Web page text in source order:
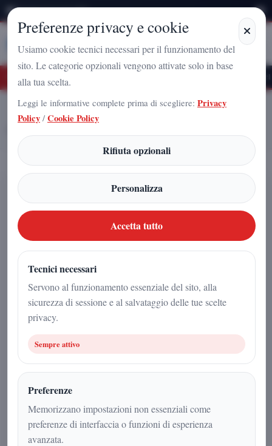
Domenica 9 Agosto 2026
StampaCampania
Home
Articoli
3I/ATLAS e i tre getti simmetrici: fenomeno naturale o sistema
organizzato? Cosa dice davvero lo studio
3I/ATLAS e i tre getti simmetrici:
fenomeno naturale o sistema
organizzato? Cosa dice davvero lo
studio
3min
Preferenze privacy e cookie
Usiamo cookie tecnici necessari per il funzionamento del
sito. Le categorie opzionali vengono attivate solo in base
alla tua scelta.
Leggi le informative complete prima di scegliere: Privacy
Policy / Cookie Policy
Rifiuta opzionali
Personalizza
Accetta tutto
Tecnici necessari
Servono al funzionamento essenziale del sito, alla
sicurezza di sessione e al salvataggio delle tue scelte
privacy.
Sempre attivo
Preferenze
Memorizzano impostazioni non essenziali come
preferenze di interfaccia o funzioni di esperienza
avanzata.